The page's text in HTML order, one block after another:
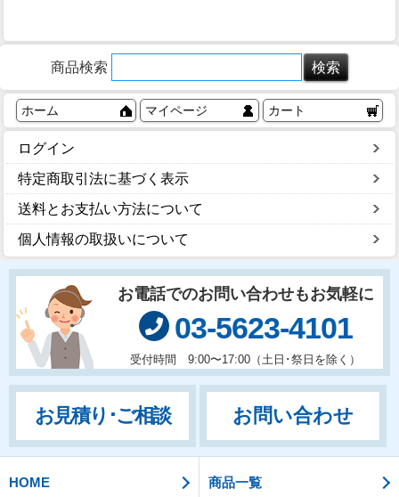
商品検索
ホーム マイページ カート
ログイン
特定商取引法に基づく表示
送料とお支払い方法について
個人情報の取扱いについて
お電話でのお問い合わせもお気軽に
03-5623-4101
受付時間 9:00〜17:00（土日･祭日を除く）
お見積り･ご相談 お問い合わせ
HOME 商品一覧